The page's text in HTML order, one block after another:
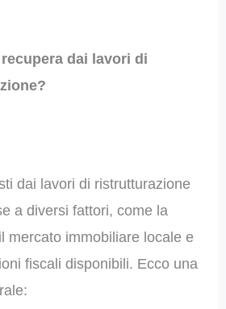
dai lavori di
dai lavori di ristrutturazione
a diversi fattori, come la
mercato immobiliare locale e
fiscali disponibili. Ecco una